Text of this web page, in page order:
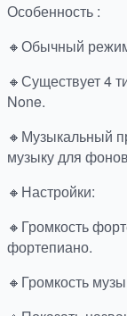
Особенность :
🔸Обычный
🔸Существует 4
None.
🔸Музыкальный
музыку для
🔸Настройки:
🔸Громкость
фортепиано.
🔸Громкость